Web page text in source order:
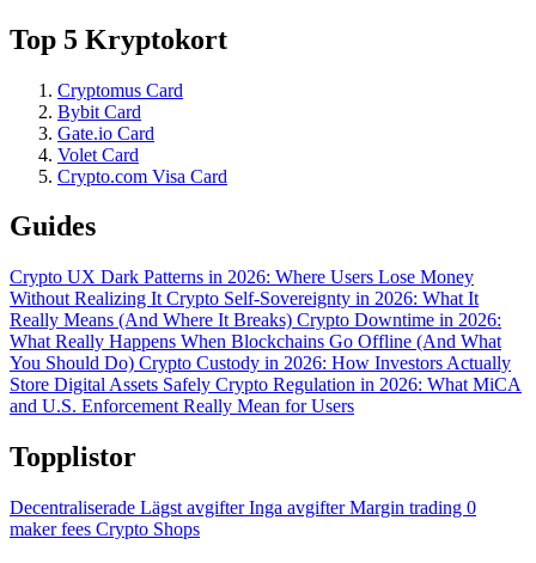
Top 5 Kryptokort
Cryptomus Card
Bybit Card
Gate.io Card
Volet Card
Crypto.com Visa Card
Guides
Crypto UX Dark Patterns in 2026: Where Users Lose Money
Without Realizing It Crypto Self-Sovereignty in 2026: What It
Really Means (And Where It Breaks) Crypto Downtime in 2026:
What Really Happens When Blockchains Go Offline (And What
You Should Do) Crypto Custody in 2026: How Investors Actually
Store Digital Assets Safely Crypto Regulation in 2026: What MiCA
and U.S. Enforcement Really Mean for Users
Topplistor
Decentraliserade Lägst avgifterInga avgifterMargin trading 0
maker fees Crypto Shops